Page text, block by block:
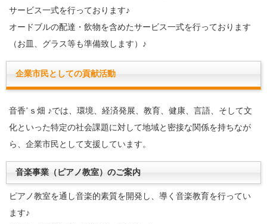
サービス一式を行っております♪
オードブルの配達・飲物を含めたサービス一式を行っております
（お皿、グラス等も準備致します）♪
企業市民としての貢献活動
音香’ｓ畑 ♪では、環境、経済発展、教育、健康、言語、そして文
化といった特定の社会課題に対して地域と密接な関係を持ちなが
ら、企業市民として支援しています。
音楽事業（ピアノ教室）のご案内
ピアノ教室を通し音楽的素質を開発し、導く音楽教育を行ってい
ます♪